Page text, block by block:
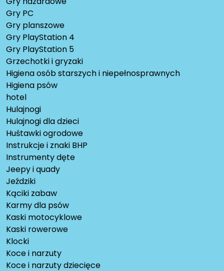
Gry PC
Gry planszowe
Gry PlayStation 4
Gry PlayStation 5
Grzechotki i gryzaki
Higiena osób starszych i niepełnosprawnych
Higiena psów
hotel
Hulajnogi
Hulajnogi dla dzieci
Huśtawki ogrodowe
Instrukcje i znaki BHP
Instrumenty dęte
Jeepy i quady
Jeździki
Kąciki zabaw
Karmy dla psów
Kaski motocyklowe
Kaski rowerowe
Klocki
Koce i narzuty
Koce i narzuty dziecięce